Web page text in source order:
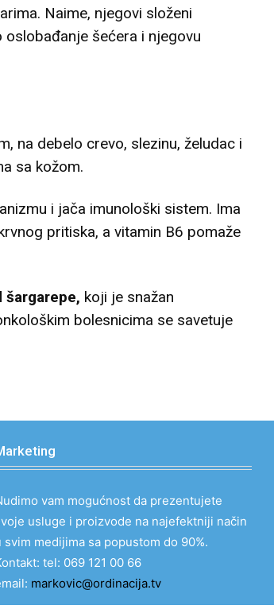
Naime, njegovi složeni
šećera i njegovu
na debelo crevo, slezinu, želudac i
sa kožom.
i jača imunološki sistem. Ima
pritiska, a vitamin B6 pomaže
šargarepe, koji je snažan
bolesnicima se savetuje
vam mogućnost da prezentujete
usluge i proizvode na najefektniji način
svim medijima sa popustom do 90%.
tel: 069 121 00 66
markovic@ordinacija.tv